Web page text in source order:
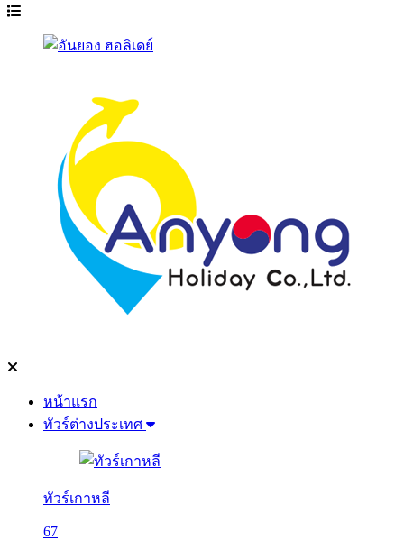
หน้าแรก
ทัวร์ต่างประเทศ
ทัวร์เกาหลี
67